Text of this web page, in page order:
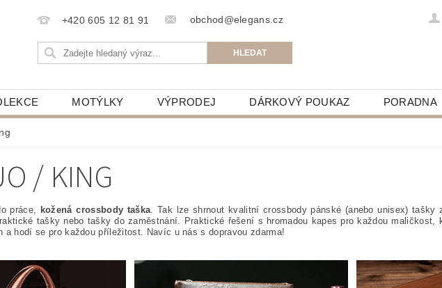
+420 605 12 81 91 obchod@elegans.cz
MOTÝLKY VÝPRODEJ DÁRKOVÝ POUKAZ PORADNA
/ KING
práce, kožená crossbody taška. Tak lze shrnout kvalitní crossbody pánské (anebo unisex) tašky
tašky nebo tašky do zaměstnání. Praktické řešení s hromadou kapes pro každou maličkost,
hodí se pro každou příležitost. Navíc u nás s dopravou zdarma!